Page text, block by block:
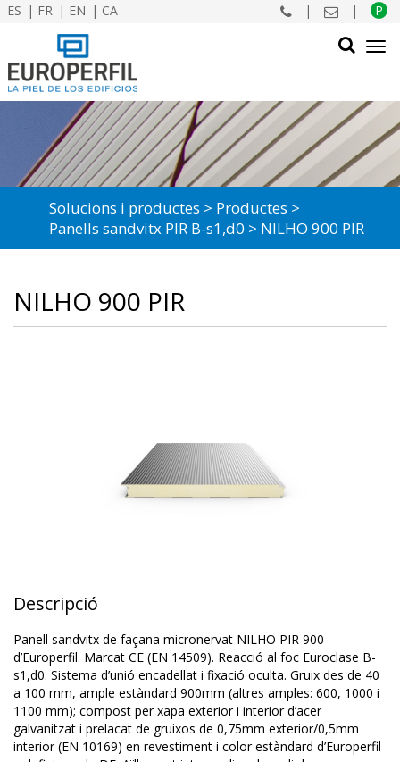
ES FR EN CA | | P
CERCAR
Solucions i productes
Productes
Panells sandvitx PIR B-s1,d0
NILHO 900 PIR
NILHO 900 PIR
Descripció
Panell sandvitx de façana micronervat NILHO PIR 900
d’Europerfil. Marcat CE (EN 14509). Reacció al foc Euroclase B-
s1,d0. Sistema d’unió encadellat i fixació oculta. Gruix des de 40
a 100 mm, ample estàndard 900mm (altres amples: 600, 1000 i
1100 mm); compost per xapa exterior i interior d’acer
galvanitzat i prelacat de gruixos de 0,75mm exterior/0,5mm
interior (EN 10169) en revestiment i color estàndard d’Europerfil